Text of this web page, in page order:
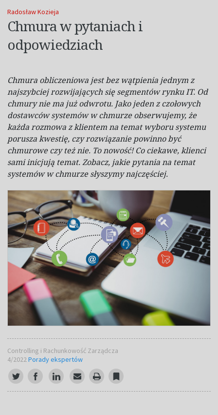
Radosław Kozieja
Chmura w pytaniach i
odpowiedziach
Chmura obliczeniowa jest bez wątpienia jednym z
najszybciej rozwijających się segmentów rynku IT. Od
chmury nie ma już odwrotu. Jako jeden z czołowych
dostawców systemów w chmurze obserwujemy, że
każda rozmowa z klientem na temat wyboru systemu
porusza kwestię, czy rozwiązanie powinno być
chmurowe czy też nie. To nowość! Co ciekawe, klienci
sami inicjują temat. Zobacz, jakie pytania na temat
systemów w chmurze słyszymy najczęściej.
Controlling i Rachunkowość Zarządcza
4/2022Porady ekspertów